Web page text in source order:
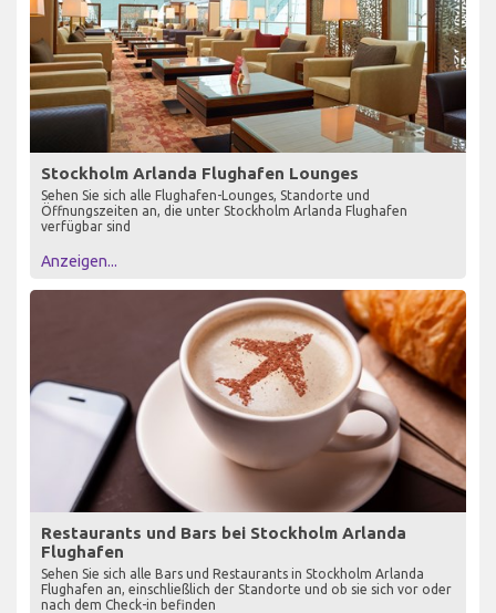
Stockholm Arlanda Flughafen Lounges
Sehen Sie sich alle Flughafen-Lounges, Standorte und
Öffnungszeiten an, die unter Stockholm Arlanda Flughafen
verfügbar sind
Anzeigen...
Restaurants und Bars bei Stockholm Arlanda
Flughafen
Sehen Sie sich alle Bars und Restaurants in Stockholm Arlanda
Flughafen an, einschließlich der Standorte und ob sie sich vor oder
nach dem Check-in befinden